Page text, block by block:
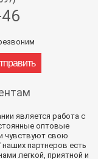
является работа с
оптовые
чувствуют свою
партнеров есть
легкой, приятной и